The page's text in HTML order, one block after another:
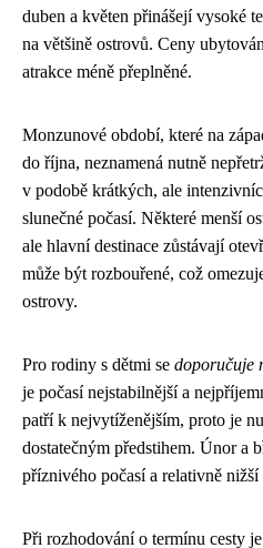
duben a květen přinášejí vysoké
na většině ostrovů. Ceny
atrakce méně přeplněné.
Monzunové období, které na
do října, neznamená nutně
v podobě krátkých, ale
slunečné počasí. Některé menší
ale hlavní destinace zůstávají
může být rozbouřené, což
ostrovy.
Pro rodiny s dětmi se doporučuje
je počasí nejstabilnější a
patří k nejvytíženějším, proto je
dostatečným předstihem. Únor a
příznivého počasí a relativně
Při rozhodování o termínu cesty